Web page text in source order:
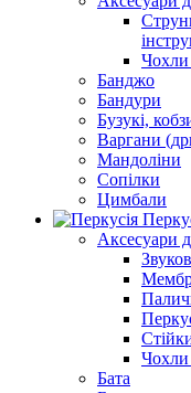
Чохли
Банджо
Бандури
Бузукі,
Варгани
Мандоліни
Сопілки
Цимбали
Аксесуари
Чохли
Бата